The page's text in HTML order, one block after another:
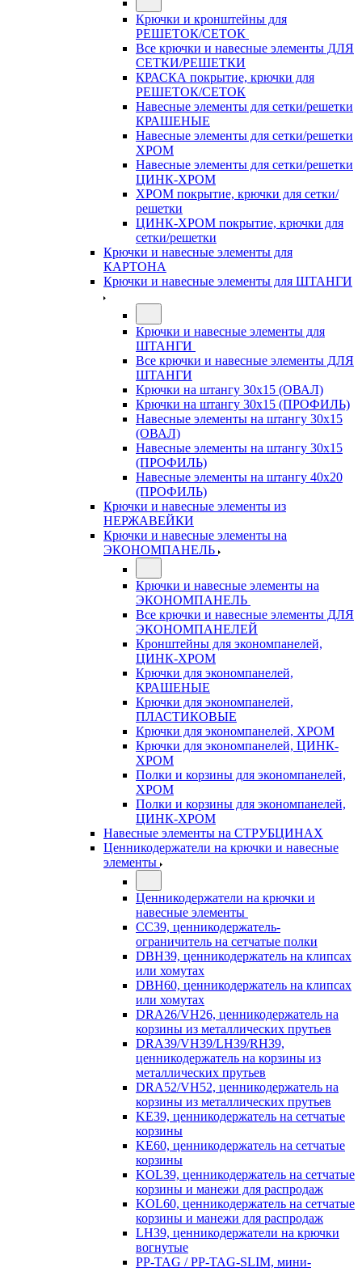
Крючки и кронштейны для
РЕШЕТОК/СЕТОК
Все крючки и навесные элементы ДЛЯ
СЕТКИ/РЕШЕТКИ
КРАСКА покрытие, крючки для
РЕШЕТОК/СЕТОК
Навесные элементы для сетки/решетки
КРАШЕНЫЕ
Навесные элементы для сетки/решетки
ХРОМ
Навесные элементы для сетки/решетки
ЦИНК-ХРОМ
ХРОМ покрытие, крючки для сетки/
решетки
ЦИНК-ХРОМ покрытие, крючки для
сетки/решетки
Крючки и навесные элементы для
КАРТОНА
Крючки и навесные элементы для ШТАНГИ
Крючки и навесные элементы для
ШТАНГИ
Все крючки и навесные элементы ДЛЯ
ШТАНГИ
Крючки на штангу 30х15 (ОВАЛ)
Крючки на штангу 30х15 (ПРОФИЛЬ)
Навесные элементы на штангу 30х15
(ОВАЛ)
Навесные элементы на штангу 30х15
(ПРОФИЛЬ)
Навесные элементы на штангу 40х20
(ПРОФИЛЬ)
Крючки и навесные элементы из
НЕРЖАВЕЙКИ
Крючки и навесные элементы на
ЭКОНОМПАНЕЛЬ
Крючки и навесные элементы на
ЭКОНОМПАНЕЛЬ
Все крючки и навесные элементы ДЛЯ
ЭКОНОМПАНЕЛЕЙ
Кронштейны для экономпанелей,
ЦИНК-ХРОМ
Крючки для экономпанелей,
КРАШЕНЫЕ
Крючки для экономпанелей,
ПЛАСТИКОВЫЕ
Крючки для экономпанелей, ХРОМ
Крючки для экономпанелей, ЦИНК-
ХРОМ
Полки и корзины для экономпанелей,
ХРОМ
Полки и корзины для экономпанелей,
ЦИНК-ХРОМ
Навесные элементы на СТРУБЦИНАХ
Ценникодержатели на крючки и навесные
элементы
Ценникодержатели на крючки и
навесные элементы
CC39, ценникодержатель-
ограничитель на сетчатые полки
DBH39, ценникодержатель на клипсах
или хомутах
DBH60, ценникодержатель на клипсах
или хомутах
DRA26/VH26, ценникодержатель на
корзины из металлических прутьев
DRA39/VH39/LH39/RH39,
ценникодержатель на корзины из
металлических прутьев
DRA52/VH52, ценникодержатель на
корзины из металлических прутьев
KE39, ценникодержатель на сетчатые
корзины
KE60, ценникодержатель на сетчатые
корзины
KOL39, ценникодержатель на сетчатые
корзины и манежи для распродаж
KOL60, ценникодержатель на сетчатые
корзины и манежи для распродаж
LH39, ценникодержатели на крючки
вогнутые
PP-TAG / PP-TAG-SLIM, мини-